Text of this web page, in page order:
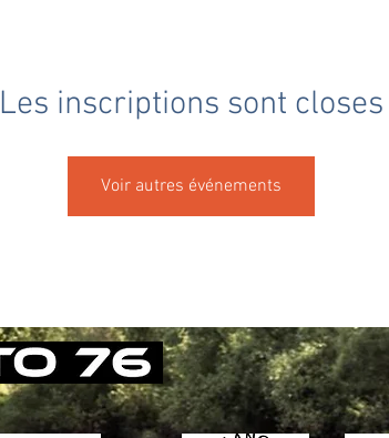
Les inscriptions sont closes
Voir autres événements